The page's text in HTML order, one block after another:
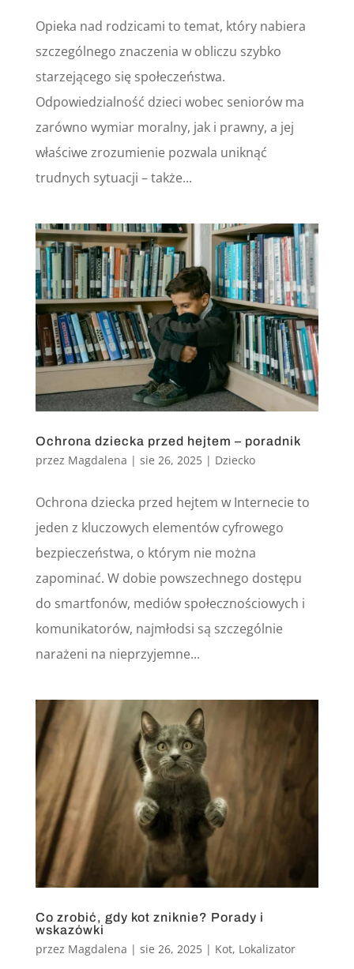
Opieka nad rodzicami to temat, który nabiera
szczególnego znaczenia w obliczu szybko
starzejącego się społeczeństwa.
Odpowiedzialność dzieci wobec seniorów ma
zarówno wymiar moralny, jak i prawny, a jej
właściwe zrozumienie pozwala uniknąć
trudnych sytuacji – także...
Ochrona dziecka przed hejtem – poradnik
przez Magdalena | sie 26, 2025| Dziecko
Ochrona dziecka przed hejtem w Internecie to
jeden z kluczowych elementów cyfrowego
bezpieczeństwa, o którym nie można
zapominać. W dobie powszechnego dostępu
do smartfonów, mediów społecznościowych i
komunikatorów, najmłodsi są szczególnie
narażeni na nieprzyjemne...
Co zrobić, gdy kot zniknie? Porady i
wskazówki
przez Magdalena | sie 26, 2025| Kot, Lokalizator